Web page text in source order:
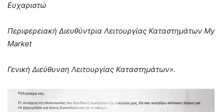
Ευχαριστώ
Περιφερειακή Διευθύντρια Λειτουργίας Καταστημάτων My
Market
Γενική Διεύθυνση Λειτουργίας Καταστημάτων».